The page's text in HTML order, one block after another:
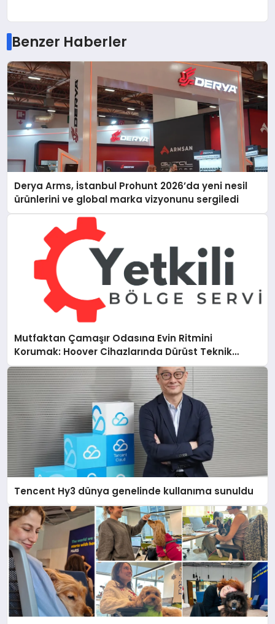
Benzer Haberler
Derya Arms, İstanbul Prohunt 2026’da yeni nesil
ürünlerini ve global marka vizyonunu sergiledi
Mutfaktan Çamaşır Odasına Evin Ritmini
Korumak: Hoover Cihazlarında Dürüst Teknik
Destek Deneyimi
Tencent Hy3 dünya genelinde kullanıma sunuldu